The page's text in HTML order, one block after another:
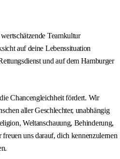
Teamkultur
auf deine Lebenssituation
und auf dem Hamburger
Chancengleichheit fördert. Wir
aller Geschlechter, unabhängig
Weltanschauung, Behinderung,
uns darauf, dich kennenzulernen